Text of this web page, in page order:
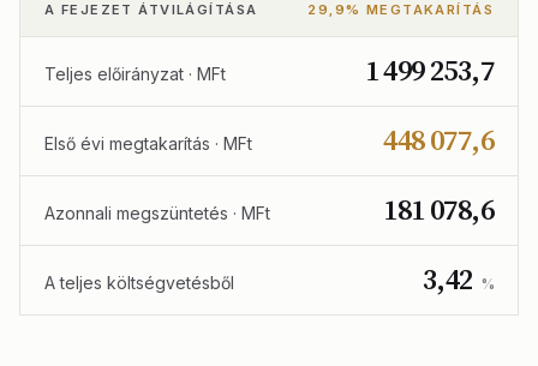
A FEJEZET ÁTVILÁGÍTÁSA 29,9% MEGTAKARÍTÁS
Teljes előirányzat · MFt 1 499 253,7
Első évi megtakarítás · MFt 448 077,6
Azonnali megszüntetés · MFt 181 078,6
A teljes költségvetésből 3,42 %